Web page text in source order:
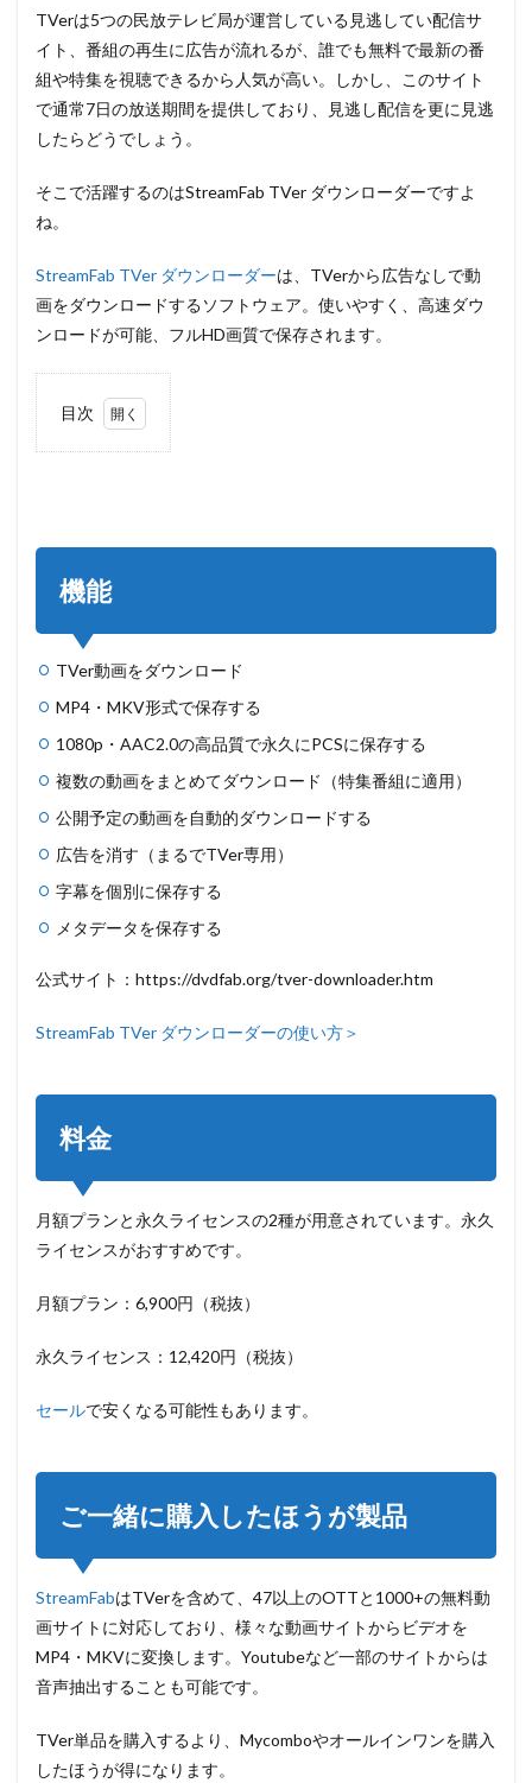
TVerは5つの民放テレビ局が運営している見逃してい配信サ
イト、番組の再生に広告が流れるが、誰でも無料で最新の番
組や特集を視聴できるから人気が高い。しかし、このサイト
で通常7日の放送期間を提供しており、見逃し配信を更に見逃
したらどうでしょう。
そこで活躍するのはStreamFab TVer ダウンローダーですよ
ね。
StreamFab TVer ダウンローダーは、TVerから広告なしで動
画をダウンロードするソフトウェア。使いやすく、高速ダウ
ンロードが可能、フルHD画質で保存されます。
目次
ご一
購入
した
ほう
品
3.1
TVer
入す
る方
にこ
んな
もお
め
StreamFab
動作
機能
TVer動画をダウンロード
MP4・MKV形式で保存する
1080p・AAC2.0の高品質で永久にPCSに保存する
複数の動画をまとめてダウンロード（特集番組に適用）
公開予定の動画を自動的ダウンロードする
広告を消す（まるでTVer専用）
字幕を個別に保存する
メタデータを保存する
公式サイト：https://dvdfab.org/tver-downloader.htm
StreamFab TVer ダウンローダーの使い方＞
料金
月額プランと永久ライセンスの2種が用意されています。永久
ライセンスがおすすめです。
月額プラン：6,900円（税抜）
永久ライセンス：12,420円（税抜）
セールで安くなる可能性もあります。
ご一緒に購入したほうが製品
StreamFabはTVerを含めて、47以上のOTTと1000+の無料動
画サイトに対応しており、様々な動画サイトからビデオを
MP4・MKVに変換します。Youtubeなど一部のサイトからは
音声抽出することも可能です。
TVer単品を購入するより、Mycomboやオールインワンを購入
したほうが得になります。